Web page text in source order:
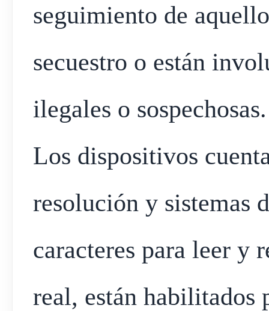
seguimiento de
secuestro o están
ilegales o sospechosas.
Los dispositivos
resolución y sistemas
caracteres para leer y
real, están habilitados